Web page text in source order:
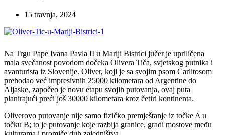
15 travnja, 2024
Na Trgu Pape Ivana Pavla II u Mariji Bistrici jučer je upriličena
mala svečanost povodom dočeka Olivera Tiča, svjetskog putnika i
avanturista iz Slovenije. Oliver, koji je sa svojim psom Carlitosom
prehodao već impresivnih 25000 kilometara od Argentine do
Aljaske, započeo je novu etapu svojih putovanja, ovaj puta
planirajući preći još 30000 kilometara kroz četiri kontinenta.
Oliverovo putovanje nije samo fizičko premještanje iz točke A u
točku B; to je putovanje koje razbija granice, gradi mostove među